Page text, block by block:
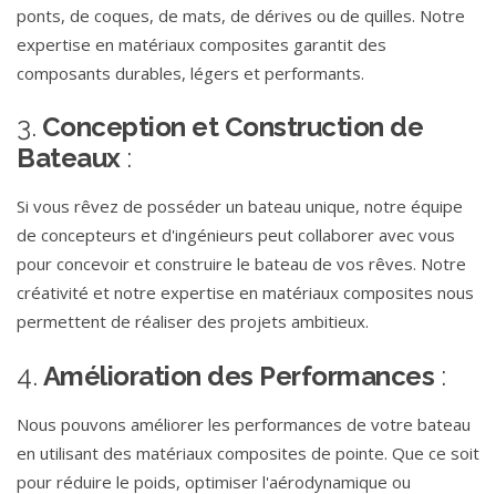
ponts, de coques, de mats, de dérives ou de quilles. Notre
expertise en matériaux composites garantit des
composants durables, légers et performants.
3. Conception et Construction de
Bateaux:
Si vous rêvez de posséder un bateau unique, notre équipe
de concepteurs et d'ingénieurs peut collaborer avec vous
pour concevoir et construire le bateau de vos rêves. Notre
créativité et notre expertise en matériaux composites nous
permettent de réaliser des projets ambitieux.
4. Amélioration des Performances :
Nous pouvons améliorer les performances de votre bateau
en utilisant des matériaux composites de pointe. Que ce soit
pour réduire le poids, optimiser l'aérodynamique ou